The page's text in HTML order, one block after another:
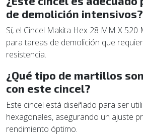
de demolición intensivos?
Sí, el Cincel Makita Hex 28 MM X
para tareas de demolición que
resistencia.
¿Qué tipo de martillos
con este cincel?
Este cincel está diseñado para ser
hexagonales, asegurando un ajuste
rendimiento óptimo.